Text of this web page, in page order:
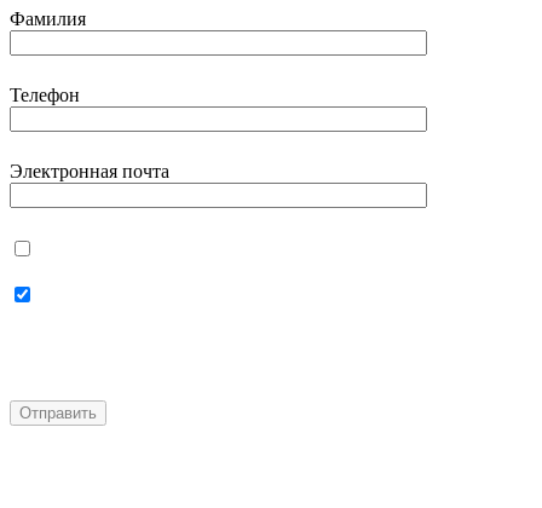
Фамилия
Телефон
Электронная почта